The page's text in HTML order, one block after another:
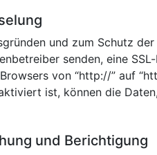
und zum Schutz
senden, eine
von “http://” auf
ist, können die
und Berichtigung